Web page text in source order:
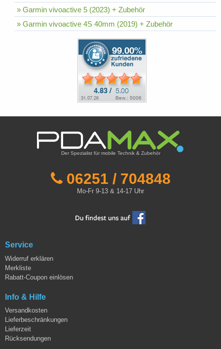
» Garmin vivoactive 5 (2023) + Zubehör
» Garmin vivoactive 4S 40mm (2019) + Zubehör
Der Spezialist für mobile Technik & Zubehör
06251 / 704848
Mo-Fr 9-13 & 14-17 Uhr
Service
Widerruf erklären
Merkliste
Rabatt-Coupon einlösen
Info & Hilfe
Versandkosten
Lieferbeschränkungen
Lieferzeit
Rücksendungen